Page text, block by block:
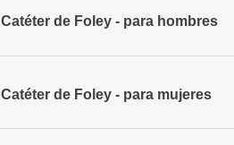
Catéter de Foley - para hombres
Catéter de Foley - para mujeres